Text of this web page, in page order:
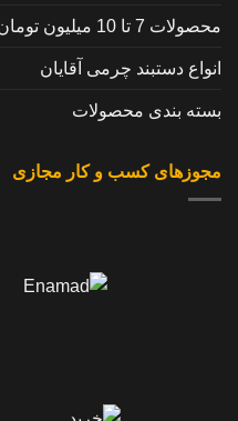
محصولات 7 تا 10 میلیون تومان
انواع دستبند چرمی آقایان
بسته بندی محصولات
مجوزهای کسب و کار مجازی